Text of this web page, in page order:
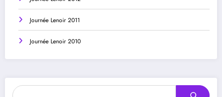
Journée Lenoir 2011
Journée Lenoir 2010
Rechercher